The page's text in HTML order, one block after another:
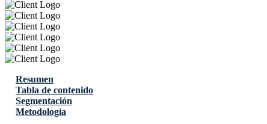
Resumen
Tabla de contenido
Segmentación
Metodología